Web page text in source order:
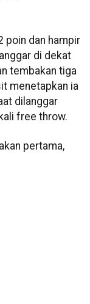
poin dan hampir
di dekat
tembakan tiga
menetapkan ia
dilanggar
free throw.​​​​​​​
pertama,